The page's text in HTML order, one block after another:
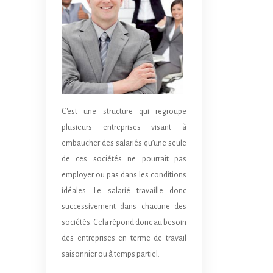
C'est une structure qui regroupe
plusieurs entreprises visant à
embaucher des salariés qu’une seule
de ces sociétés ne pourrait pas
employer ou pas dans les conditions
idéales. Le salarié travaille donc
successivement dans chacune des
sociétés. Cela répond donc au besoin
des entreprises en terme de travail
saisonnier ou à temps partiel.